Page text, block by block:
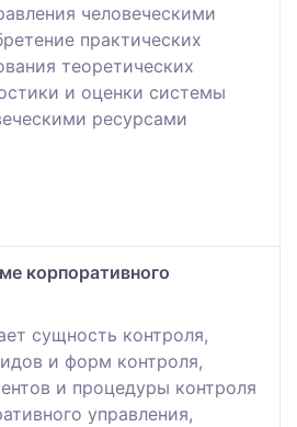
человеческими
практических
теоретических
и оценки системы
ресурсами
корпоративного
сущность контроля,
и форм контроля,
и процедуры контроля
управления,